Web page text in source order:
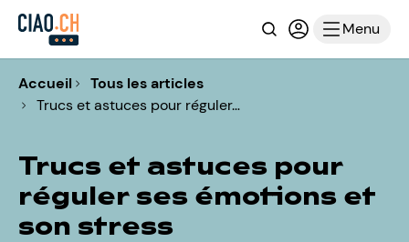
RechercheConnexion
Menu
Accueil
Tous les articles
Trucs et astuces pour réguler…
Trucs et astuces pour
réguler ses émotions et
son stress